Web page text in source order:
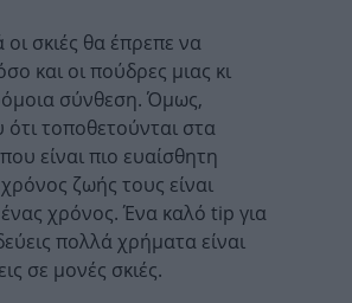
σκιές θα έπρεπε να
και οι πούδρες μιας κι
σύνθεση. Όμως,
ότι τοποθετούνται στα
είναι πιο ευαίσθητη
ζωής τους είναι
χρόνος. Ένα καλό tip για
πολλά χρήματα είναι
σε μονές σκιές.